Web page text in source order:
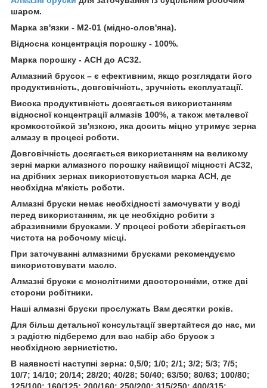
шаром.
Марка зв'язки - М2-01 (мідно-олов'яна).
Відносна концентрація порошку - 100%.
Марка порошку - ACH до АС32.
Алмазний брусок – є ефективним, якщо розглядати його
продуктивність, довговічність, зручність експлуатації.
Висока продуктивність досягається використанням
відносної концентрації алмазів 100%, а також металевої
кромкостойкой зв'язкою, яка досить міцно утримує зерна
алмазу в процесі роботи.
Довговічність досягається використанням на великому
зерні марки алмазного порошку найвищої міцності АС32,
на дрібних зернах використовується марка АСН, де
необхідна м'якість роботи.
Алмазні бруски немає необхідності замочувати у воді
перед використанням, як це необхідно робити з
абразивними брусками. У процесі роботи зберігається
чистота на робочому місці.
При заточуванні алмазними брусками рекомендуємо
використовувати масло.
Алмазні бруски є монолітними двосторонніми, отже дві
сторони робітники.
Наші алмазні бруски прослужать Вам десятки років.
Для більш детальної консультації звертайтеся до нас, ми
з радістю підберемо для вас набір або брусок з
необхідною зернистістю.
В наявності наступні зерна: 0,5/0; 1/0; 2/1; 3/2; 5/3; 7/5;
10/7; 14/10; 20/14; 28/20; 40/28; 50/40; 63/50; 80/63; 100/80;